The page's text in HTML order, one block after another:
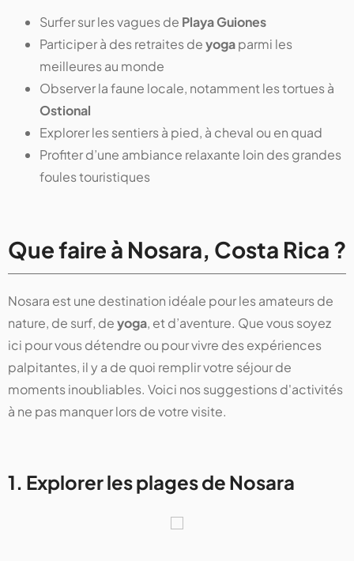
Surfer sur les vagues de Playa Guiones
Participer à des retraites deyogaparmi les
meilleures au monde
Observer la faune locale, notamment les tortues à
Ostional
Explorer les sentiers à pied, à cheval ou en quad
Profiter d’une ambiance relaxante loin des grandes
foules touristiques
Que faire à Nosara, Costa Rica ?
Nosara est une destination idéale pour les amateurs de
nature, de surf, deyoga, et d’aventure. Que vous soyez
ici pour vous détendre ou pour vivre des expériences
palpitantes, il y a de quoi remplir votre séjour de
moments inoubliables. Voici nos suggestions d'activités
à ne pas manquer lors de votre visite.
1. Explorer les plages de Nosara